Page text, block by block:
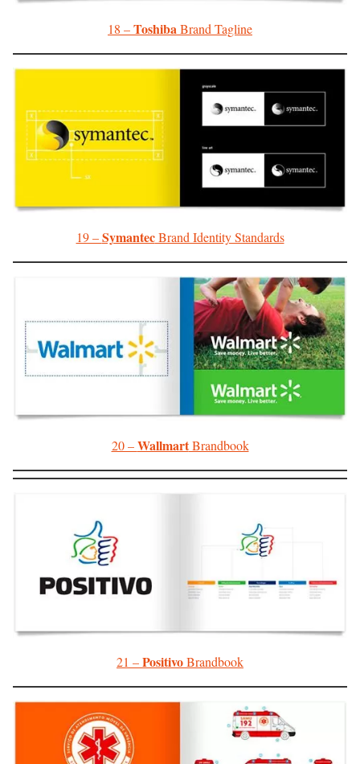
18 –ToshibaBrand Tagline
19 –SymantecBrand Identity Standards
20 –WallmartBrandbook
21 –PositivoBrandbook